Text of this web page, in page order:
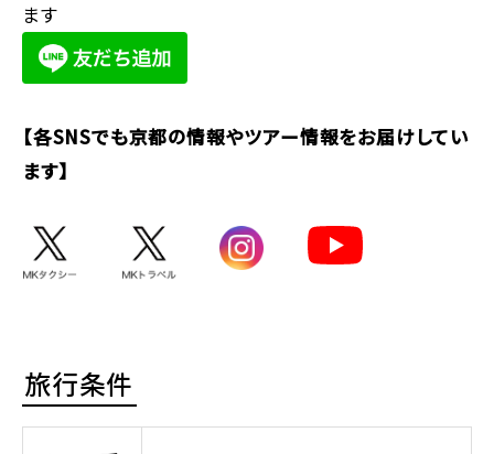
ます
【各SNSでも京都の情報やツアー情報をお届けしてい
ます】
旅行条件